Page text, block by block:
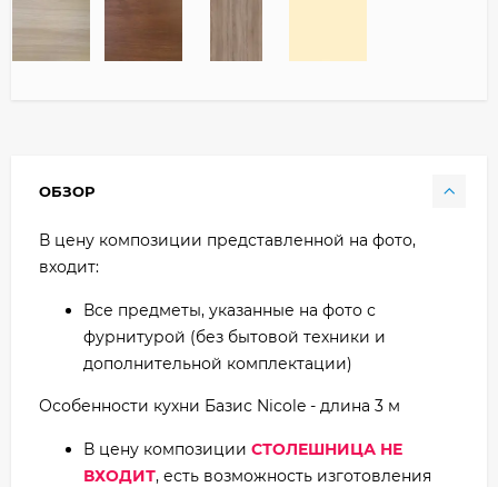
ОБЗОР
В цену композиции представленной на фото,
входит:
Все предметы, указанные на фото с
фурнитурой (без бытовой техники и
дополнительной комплектации)
Особенности кухни Базис Nicole - длина 3 м
В цену композиции СТОЛЕШНИЦА НЕ
ВХОДИТ, есть возможность изготовления